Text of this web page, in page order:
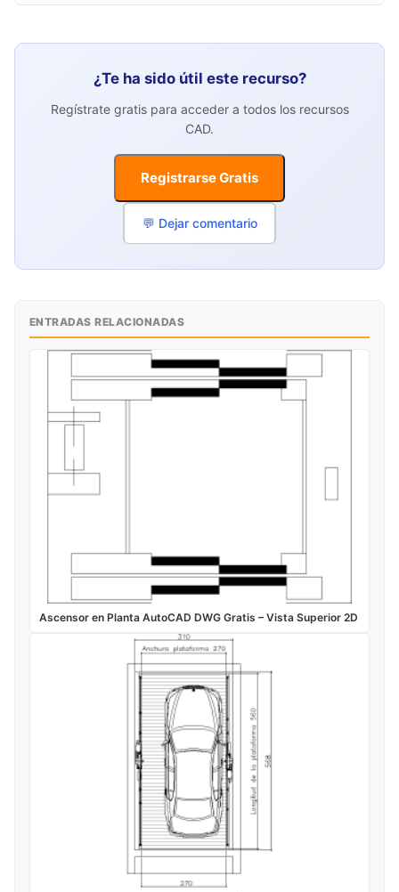
¿Te ha sido útil este recurso?
Regístrate gratis para acceder a todos los recursos
CAD.
Registrarse Gratis
💬 Dejar comentario
ENTRADAS RELACIONADAS
Ascensor en Planta AutoCAD DWG Gratis – Vista Superior 2D